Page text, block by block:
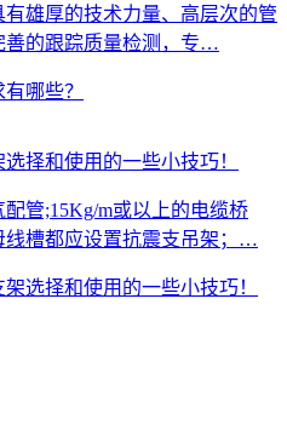
雄厚的技术力量、高层次的管
善的跟踪质量检测，专…
择和使用的一些小技巧！
管;15Kg/m或以上的电缆桥
线槽都应设置抗震支吊架；…